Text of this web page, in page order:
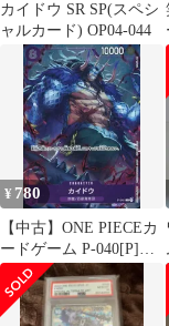
カイドウ SR SP(スペシ
ャルカード) OP04-044
¥ 780
【中古】ONE PIECEカ
ードゲーム P-040[P]：
カイドウ/[1st
ANNIVERSARY
COMPLETE GUIDE 付